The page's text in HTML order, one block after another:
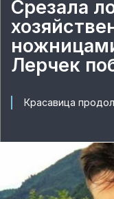
Срезала
Лерчек
Красавица